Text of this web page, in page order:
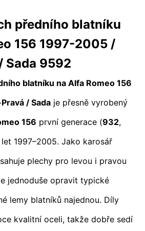
předního blatníku
156 1997-2005 /
Sada 9592
blatníku na Alfa Romeo 156
/ Sada je přesně vyrobený
156 první generace (932,
1997–2005. Jako karosář
plechy pro levou i pravou
jednoduše opravit typické
lemy blatníků najednou. Díly
kvalitní oceli, takže dobře sedí